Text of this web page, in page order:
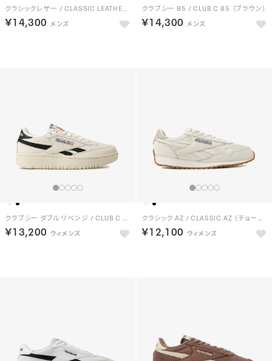
クラシックレザー / CLASSIC LEATHER （ブラック）
￥14,300
クラブシー 85 / CLUB C 85 （ブラウン）
￥14,300
クラブシー ダブル リベンジ / CLUB C DOUBLE REVENGE （チョーク）
￥13,200
クラシック AZ / CLASSIC AZ （チョーク）
￥12,100